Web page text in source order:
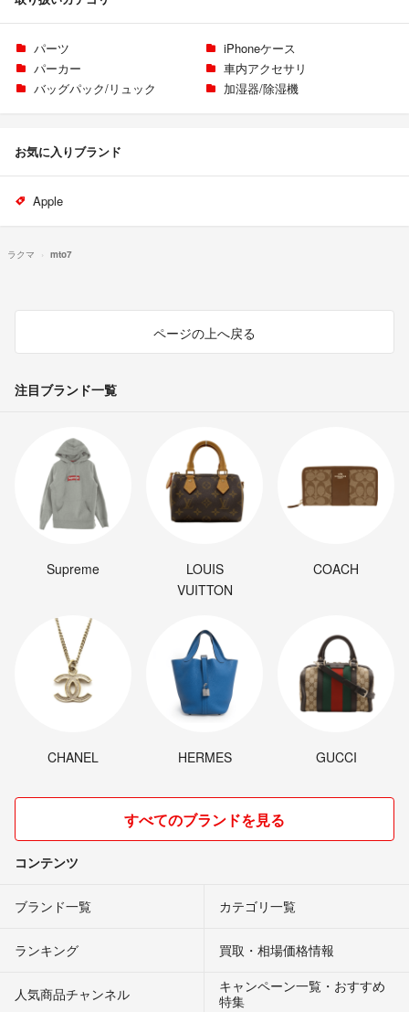
パーツ
iPhoneケース
パーカー
車内アクセサリ
バッグパック/リュック
加湿器/除湿機
お気に入りブランド
Apple
ラクマ mto7
ページの上へ戻る
注目ブランド一覧
Supreme
LOUIS
VUITTON
COACH
CHANEL HERMES GUCCI
すべてのブランドを見る
コンテンツ
ブランド一覧 カテゴリ一覧
ランキング 買取・相場価格情報
人気商品チャンネル
キャンペーン一覧・おすすめ
特集